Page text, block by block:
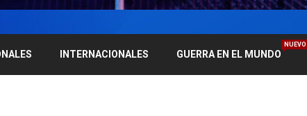
INTERNACIONALES GUERRA EN EL MUNDO
NUEVO